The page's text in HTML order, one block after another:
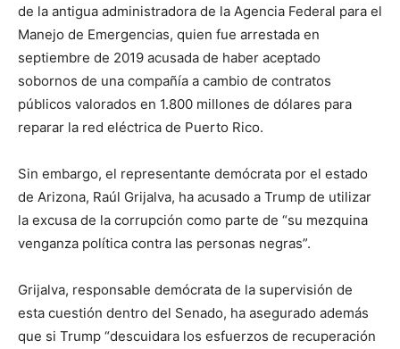
de la antigua administradora de la Agencia Federal para el
Manejo de Emergencias, quien fue arrestada en
septiembre de 2019 acusada de haber aceptado
sobornos de una compañía a cambio de contratos
públicos valorados en 1.800 millones de dólares para
reparar la red eléctrica de Puerto Rico.
Sin embargo, el representante demócrata por el estado
de Arizona, Raúl Grijalva, ha acusado a Trump de utilizar
la excusa de la corrupción como parte de “su mezquina
venganza política contra las personas negras”.
Grijalva, responsable demócrata de la supervisión de
esta cuestión dentro del Senado, ha asegurado además
que si Trump “descuidara los esfuerzos de recuperación